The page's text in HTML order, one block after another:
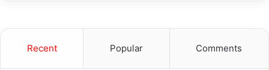
Recent Popular Comments